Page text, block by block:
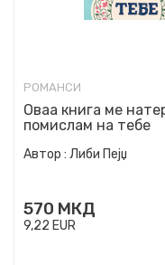
РОМАНСИ
Оваа книга ме
помислам на тебе
Автор : Либи Пејџ
570 МКД
9,22 EUR